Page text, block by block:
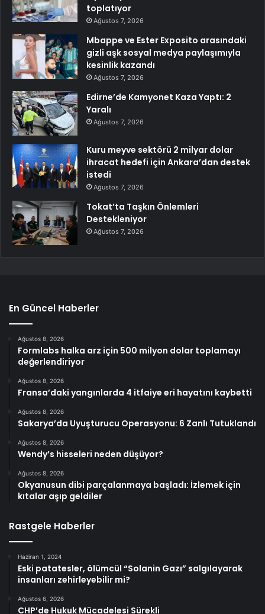
toplatıyor
Ağustos 7, 2026
Mbappe ve Ester Exposito arasındaki
gizli aşk sosyal medya paylaşımıyla
kesinlik kazandı
Ağustos 7, 2026
Edirne’de Kamyonet Kaza Yaptı: 2
Yaralı
Ağustos 7, 2026
Kuru meyve sektörü 2 milyar dolar
ihracat hedefi için Ankara’dan destek
istedi
Ağustos 7, 2026
Tokat’ta Taşkın Önlemleri
Destekleniyor
Ağustos 7, 2026
En Güncel Haberler
Ağustos 8, 2026
Formlabs halka arz için 500 milyon dolar toplamayı
değerlendiriyor
Ağustos 8, 2026
Fransa’daki yangınlarda 4 itfaiye eri hayatını kaybetti
Ağustos 8, 2026
Sakarya’da Uyuşturucu Operasyonu: 6 Zanlı Tutuklandı
Ağustos 8, 2026
Wendy’s hisseleri neden düşüyor?
Ağustos 8, 2026
Okyanusun dibi parçalanmaya başladı: İzlemek için
kıtalar aşıp geldiler
Rastgele Haberler
Haziran 1, 2024
Eski patatesler, ölümcül “Solanin Gazı” salgılayarak
insanları zehirleyebilir mi?
Ağustos 6, 2026
CHP’de Hukuk Mücadelesi Sürekli